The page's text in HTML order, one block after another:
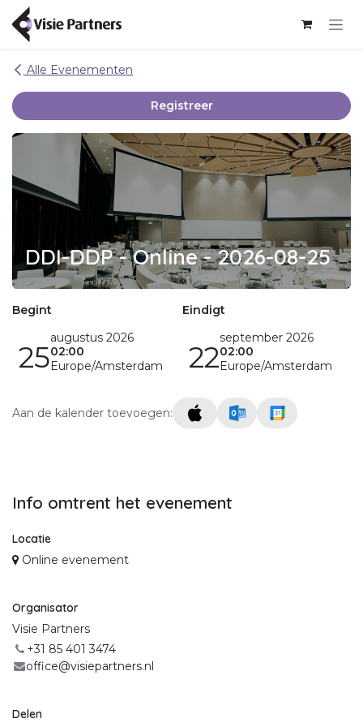
Overslaan naar inhoud
Alle Evenementen
Registreer
DDI-DDP - Online - 2026-08-25
Begint
25
augustus 2026
02:00
Europe/Amsterdam
Eindigt
22
september 2026
02:00
Europe/Amsterdam
Aan de kalender toevoegen:
Info omtrent het evenement
Locatie
Online evenement
Organisator
Visie Partners
+31 85 401 3474
office@visiepartners.nl
Delen